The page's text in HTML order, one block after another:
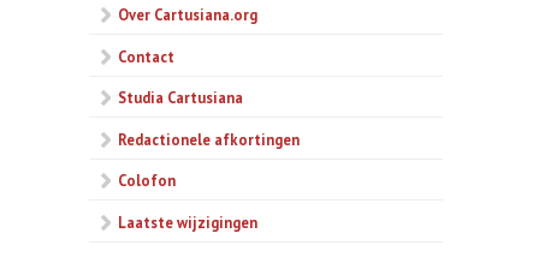
Over Cartusiana.org
Contact
Studia Cartusiana
Redactionele afkortingen
Colofon
Laatste wijzigingen